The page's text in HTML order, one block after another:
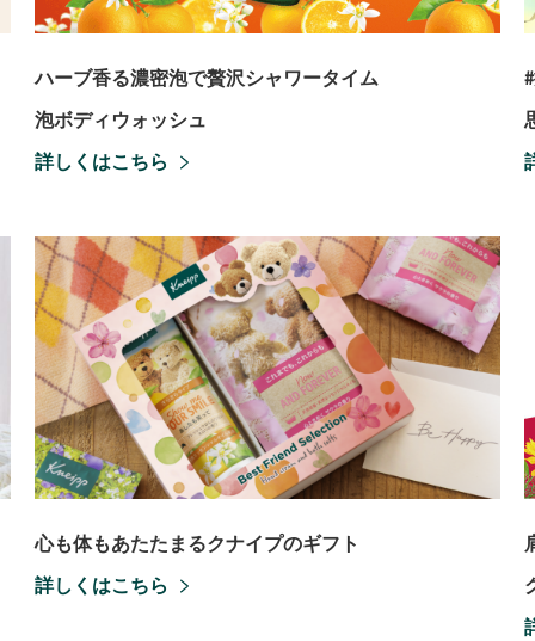
ハーブ香る濃密泡で贅沢シャワータイム
泡ボディウォッシュ
詳しくはこちら
心も体もあたたまるクナイプのギフト
詳しくはこちら